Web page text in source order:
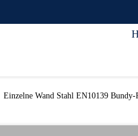
Einzelne Wand Stahl EN10139